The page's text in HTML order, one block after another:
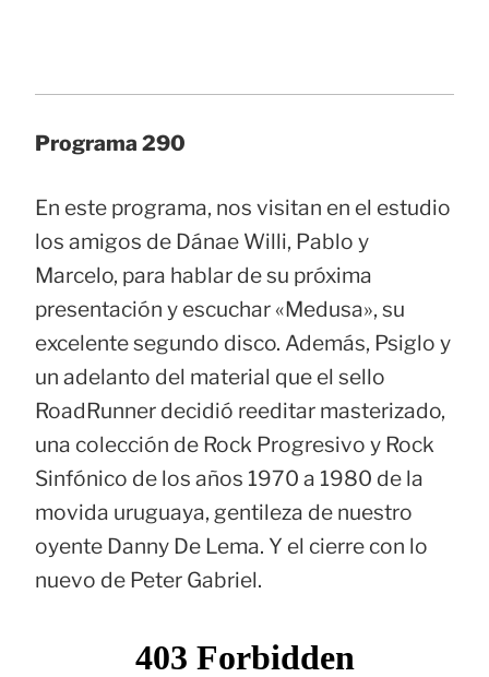
Programa 290
En este programa, nos visitan en el estudio
los amigos de Dánae Willi, Pablo y
Marcelo, para hablar de su próxima
presentación y escuchar «Medusa», su
excelente segundo disco. Además, Psiglo y
un adelanto del material que el sello
RoadRunner decidió reeditar masterizado,
una colección de Rock Progresivo y Rock
Sinfónico de los años 1970 a 1980 de la
movida uruguaya, gentileza de nuestro
oyente Danny De Lema. Y el cierre con lo
nuevo de Peter Gabriel.